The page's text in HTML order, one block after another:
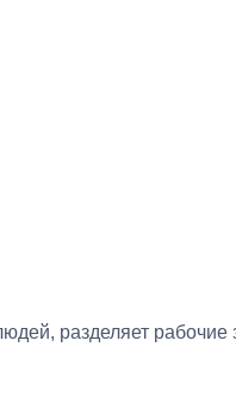
разделяет